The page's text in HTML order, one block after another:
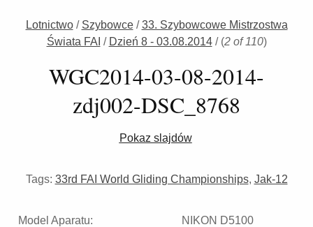
Lotnictwo/ Szybowce/33. Szybowcowe Mistrzostwa
Świata FAI / Dzień 8 - 03.08.2014/ (2 of 110)
WGC2014-03-08-2014-
zdj002-DSC_8768
Pokaz slajdów
Tags: 33rd FAI World Gliding Championships, Jak-12
Model Aparatu:
NIKON D5100